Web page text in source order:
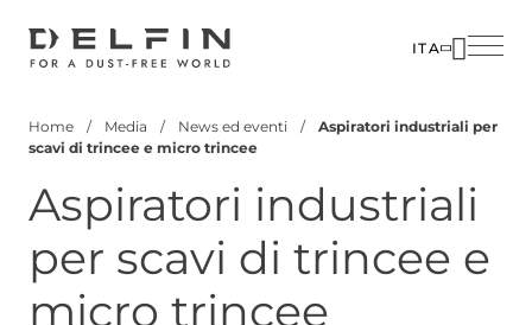
ITA
Briciole
pane
Home Media News ed eventi
Aspiratori industriali per
scavi di trincee e micro trincee
Aspiratori industriali
per scavi di trincee e
micro trincee
MEDIA